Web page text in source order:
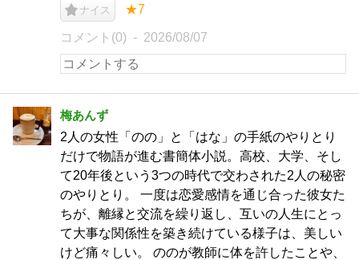
ナイス ★7
コメント(0) 2026/08/07
梅あんず
2人の女性「のの」と「はな」の手紙のやりとり
だけで物語が進む書簡体小説。高校、大学、そし
て20年後という3つの時代で交わされた2人の秘密
のやりとり。 一度は恋愛感情を通じ合った彼女た
ちが、離縁と交流を繰り返し、互いの人生にとっ
て大事な関係性を築き続けている様子は、美しい
けど痛々しい。 ののが教師に体を許したことや、